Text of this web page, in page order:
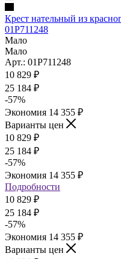
Крест нательный из
01Р711248
Мало
Мало
Арт.: 01Р711248
10 829 ₽
25 184 ₽
-57%
Экономия 14 355 ₽
Варианты цен
10 829 ₽
25 184 ₽
-57%
Экономия 14 355 ₽
Подробности
10 829 ₽
25 184 ₽
-57%
Экономия 14 355 ₽
Варианты цен